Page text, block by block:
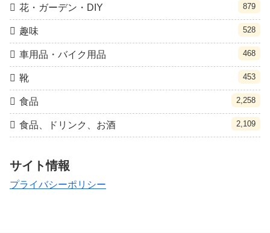
花・ガーデン・DIY 879
趣味 528
車用品・バイク用品 468
靴 453
食品 2,258
食品、ドリンク、お酒 2,109
サイト情報
プライバシーポリシー